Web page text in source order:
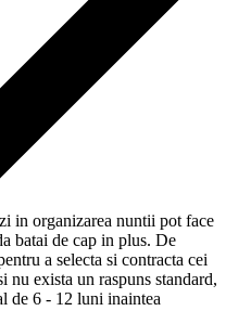
in organizarea nuntii pot face
batai de cap in plus. De
a selecta si contracta cei
exista un raspuns standard,
de 6 - 12 luni inaintea